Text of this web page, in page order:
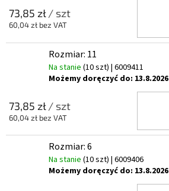
73,85 zł/ szt
60,04 zł bez VAT
Rozmiar: 11
Na stanie (10 szt) | 6009411
Możemy doręczyć do: 13.8.2026
73,85 zł/ szt
60,04 zł bez VAT
Rozmiar: 6
Na stanie (10 szt) | 6009406
Możemy doręczyć do: 13.8.2026